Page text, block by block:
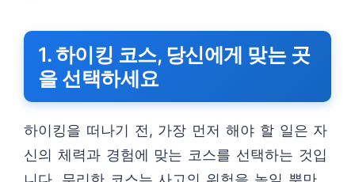
1. 하이킹 코스, 당신에게 맞는 곳
을 선택하세요
하이킹을 떠나기 전, 가장 먼저 해야 할 일은 자
신의 체력과 경험에 맞는 코스를 선택하는 것입